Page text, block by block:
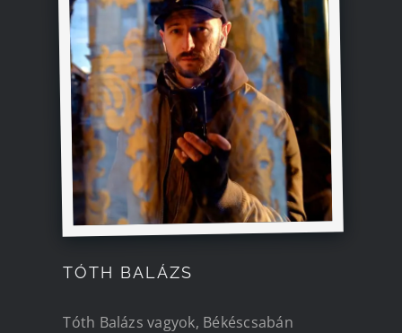
TÓTH BALÁZS
Tóth Balázs vagyok, Békéscsabán